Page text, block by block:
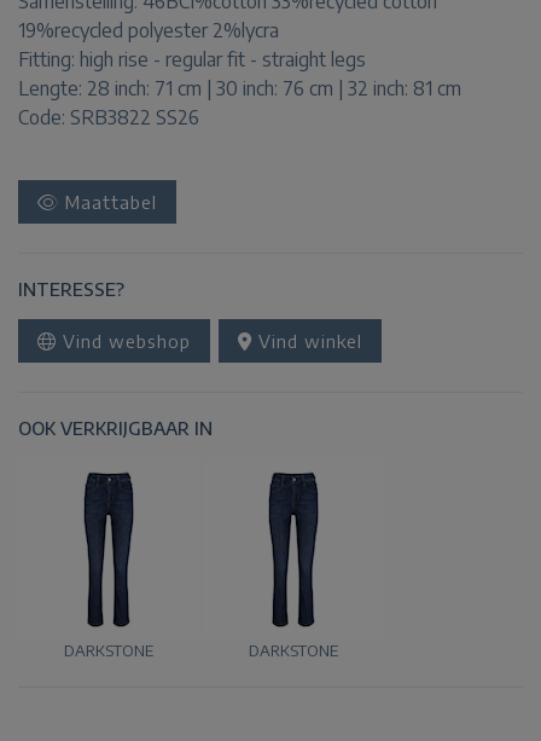
19%recycled polyester 2%lycra
Fitting: high rise - regular fit - straight legs
Lengte: 28 inch: 71 cm | 30 inch: 76 cm | 32 inch: 81 cm
Code: SRB3822 SS26
Maattabel
INTERESSE?
Vind webshop Vind winkel
OOK VERKRIJGBAAR IN
DARKSTONE DARKSTONE